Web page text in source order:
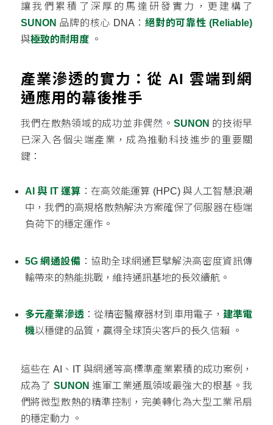
讓我們累積了深厚的馬達研發實力，更建構了
SUNON 品牌的核心 DNA：絕對的可靠性 (Reliable)
與極致的耐用度 。
產業滲透的實力：從 AI 雲端到網
通應用的幕後推手
我們在散熱領域的成功並非偶然。 SUNON 的技術早
已深入各個尖端產業，成為推動科技進步的重要關
鍵：
AI 與 IT 運算 ：在高效能運算 (HPC) 與人工智慧浪潮
中，我們的高規格散熱解決方案確保了伺服器在極端
負荷下的穩定運作。
5G 網通設備 ：協助全球網通巨擘解決高密度資訊傳
輸帶來的熱能挑戰，維持通訊基地的長效續航。
多元產業滲透 ：從精密醫療器材到車用電子， 建準電
機以穩健的品質，贏得全球頂尖客戶的長久信賴 。
這些在 AI、IT 與網通等高標準產業累積的成功案例，
成為了 SUNON 進軍工業通風領域最強大的根基。我
們將微型散熱的精準控制，完美轉化為大型工業吊扇
的穩定動力
。